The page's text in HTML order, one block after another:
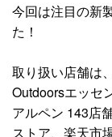
今回は注目の新
た！
取り扱い店舗は
Outdoorsエッセ
アルペン 143店
ストア、楽天市